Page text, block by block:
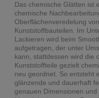
Das chemische Glätten ist
chemische
Oberflächenveredelung
Kunststoffbauteilen. Im
Lackieren wird beim
aufgetragen, der unter
kann, stattdessen wird die
Kunststoffteile gezielt
neu geordnet. So entsteht
glänzende und dauerhaft
genauen Dimensionen